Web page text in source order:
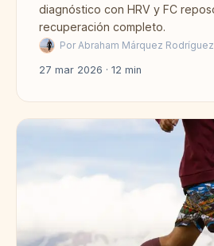
diagnóstico con HRV y FC
recuperación completo.
Por Abraham Márquez Rodríguez
27 mar 2026 · 12 min